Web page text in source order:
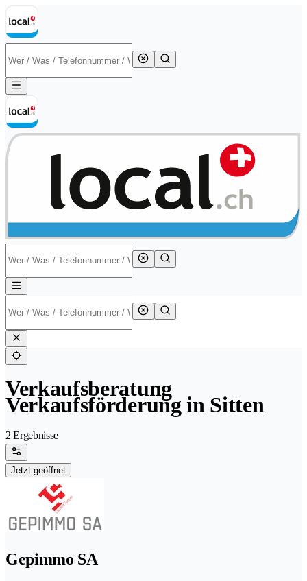
Verkaufsberatung
Verkaufsförderung in Sitten
2 Ergebnisse
Jetzt geöffnet
Gepimmo SA